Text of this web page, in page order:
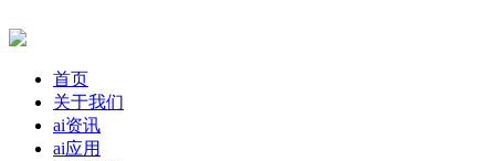
首页
关于我们
ai资讯
ai应用